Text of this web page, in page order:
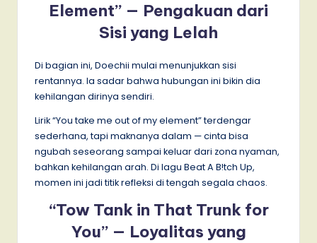
Element” — Pengakuan dari
Sisi yang Lelah
Di bagian ini, Doechii mulai menunjukkan sisi
rentannya. Ia sadar bahwa hubungan ini bikin dia
kehilangan dirinya sendiri.
Lirik “You take me out of my element” terdengar
sederhana, tapi maknanya dalam — cinta bisa
ngubah seseorang sampai keluar dari zona nyaman,
bahkan kehilangan arah. Di lagu Beat A B!tch Up,
momen ini jadi titik refleksi di tengah segala chaos.
“Tow Tank in That Trunk for
You” — Loyalitas yang